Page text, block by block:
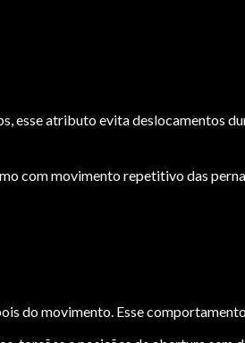
esse atributo evita deslocamentos
com movimento repetitivo das
do movimento. Esse